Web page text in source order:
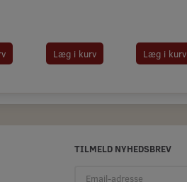
Læg i kurv Læg i kurv
TILMELD NYHEDSBREV